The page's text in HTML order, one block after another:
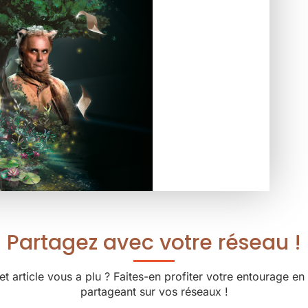
Partagez avec votre réseau !
article vous a plu ? Faites-en profiter votre entourage en
partageant sur vos réseaux !